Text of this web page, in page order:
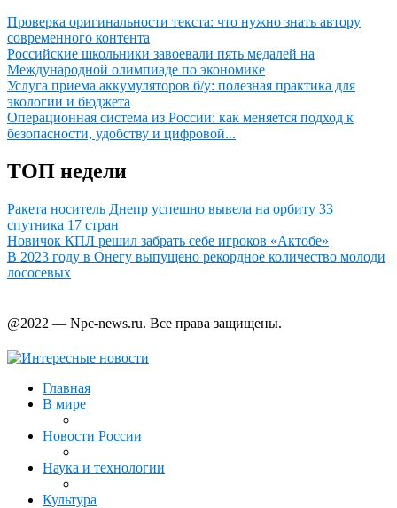
Проверка оригинальности текста: что нужно знать автору
современного контента
Российские школьники завоевали пять медалей на
Международной олимпиаде по экономике
Услуга приема аккумуляторов б/у: полезная практика для
экологии и бюджета
Операционная система из России: как меняется подход к
безопасности, удобству и цифровой...
ТОП недели
Ракета носитель Днепр успешно вывела на орбиту 33
спутника 17 стран
Новичок КПЛ решил забрать себе игроков «Актобе»
В 2023 году в Онегу выпущено рекордное количество молоди
лососевых
@2022 — Npc-news.ru. Все права защищены.
Главная
В мире
Новости России
Наука и технологии
Культура